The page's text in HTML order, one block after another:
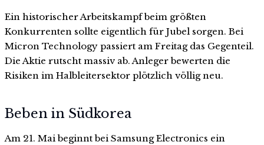
Ein historischer Arbeitskampf beim größten
Konkurrenten sollte eigentlich für Jubel sorgen. Bei
Micron Technology passiert am Freitag das Gegenteil.
Die Aktie rutscht massiv ab. Anleger bewerten die
Risiken im Halbleitersektor plötzlich völlig neu.
Beben in Südkorea
Am 21. Mai beginnt bei Samsung Electronics ein